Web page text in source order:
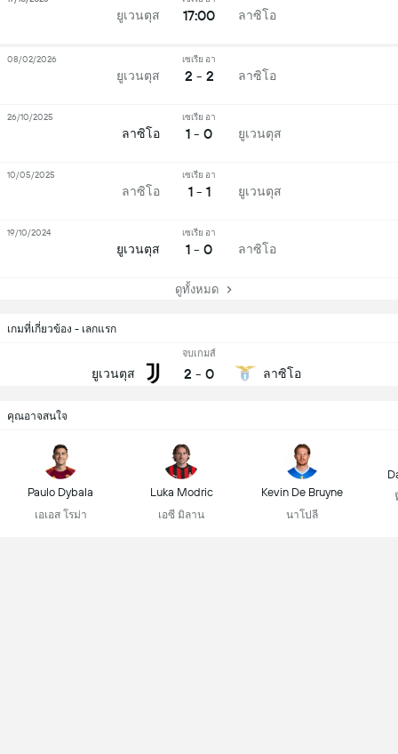
เกมที่เกี่ยวข้อง - เลกแรก
ยูเวนตุส
จบเกมส์
2 - 0 ลาซิโอ
ยูเวนตุส 17:00 ลาซิโอ
ยูเวนตุส
เซเรีย อา
2 - 2 ลาซิโอ
08/02/2026
ลาซิโอ
เซเรีย อา
1 - 0 ยูเวนตุส
26/10/2025
ลาซิโอ
เซเรีย อา
1 - 1 ยูเวนตุส
10/05/2025
ยูเวนตุส
เซเรีย อา
1 - 0 ลาซิโอ
19/10/2024
ดูทั้งหมด
คุณอาจสนใจ
Paulo Dybala
เอเอส โรม่า
Luka Modric
เอซี มิลาน
Kevin De Bruyne
นาโปลี